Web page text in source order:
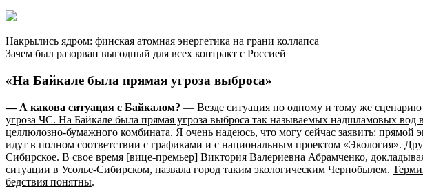
Накрылись ядром: финская атомная энергетика на грани коллапса
Зачем был разорван выгодный для всех контракт с Россией
«На Байкале была прямая угроза выброса»
— А какова ситуация с Байкалом? — Везде ситуация по одному и тому же сценарию
угроза ЧС. На Байкале была прямая угроза выброса так называемых надшламовых
целлюлозно-бумажного комбината. Я очень надеюсь, что могу сейчас заявить: прямой
идут в полном соответствии с графиками и с национальным проектом «Экология».
Сибирское. В свое время [вице-премьер] Виктория Валериевна Абрамченко,
ситуации в Усолье-Сибирском, назвала город таким экологическим Чернобылем.
бедствия понятны.